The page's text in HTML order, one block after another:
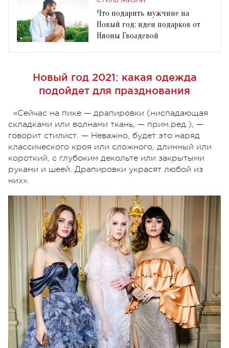
Что подарить мужчине на
Новый год: идеи подарков от
Илоны Гвоздевой
Новый год 2021: какая одежда
подойдет для празднования
«Сейчас на пике — драпировки (ниспадающая
складками или волнами ткань, — прим.ред.), —
говорит стилист. — Неважно, будет это наряд
классического кроя или сложного, длинный или
короткий, с глубоким декольте или закрытыми
руками и шеей. Драпировки украсят любой из
них».